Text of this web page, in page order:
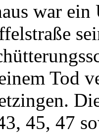
war ein
Tod
45, 47